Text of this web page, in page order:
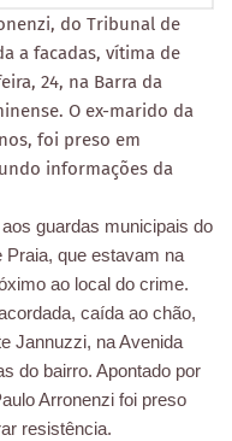
do Tribunal de
a facadas, vítima de
24, na Barra da
O ex-marido da
foi preso em
informações da
guardas municipais do
Praia, que estavam na
ao local do crime.
caída ao chão,
Jannuzzi, na Avenida
do bairro. Apontado por
Arronenzi foi preso
resistência.